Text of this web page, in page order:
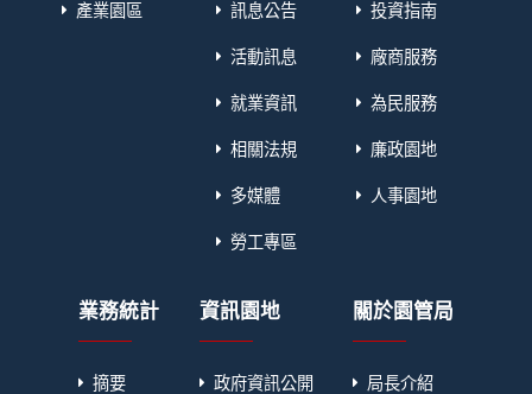
產業園區 訊息公告
活動訊息
就業資訊
相關法規
多媒體
勞工專區
投資指南
廠商服務
為民服務
廉政園地
人事園地
業務統計
摘要
資訊園地
政府資訊公開
關於園管局
局長介紹